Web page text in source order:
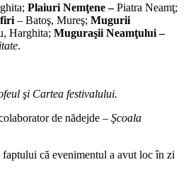
Plaiuri Nemţene –Piatra Neamţ;
– Batoş, Mureş; Mugurii
Harghita; Muguraşii Neamţului –
.
şi Cartea festivalului.
de nădejde – Şcoala
faptului că evenimentul a avut loc în zi